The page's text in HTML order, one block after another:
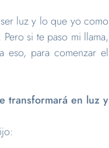
ser luz y lo que yo como
si te paso mi llama,
eso, para comenzar el
transformará en luz y